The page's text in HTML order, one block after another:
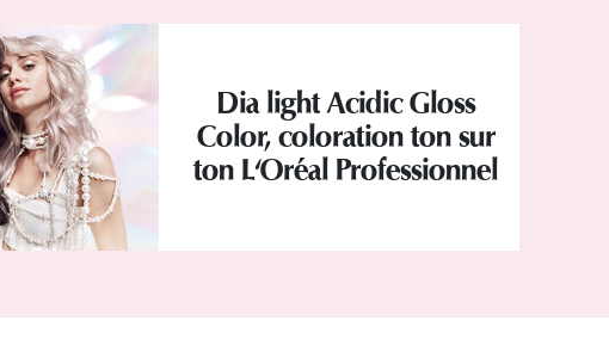
Dia light Acidic Gloss
Color, coloration ton sur
ton L'Oréal Professionnel